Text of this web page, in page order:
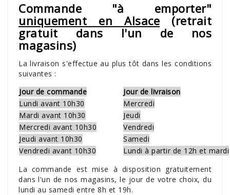
Commande "à emporter"
uniquement en Alsace (retrait
gratuit dans l'un de nos
magasins)
La livraison s'effectue au plus tôt dans les conditions
suivantes :
Jour de commande
Jour de livraison
Lundi avant 10h30
Mercredi
Mardi avant 10h30
Jeudi
Mercredi avant 10h30
Vendredi
Jeudi avant 10h30
Samedi
Vendredi avant 10h30
Lundi à partir de 12h et mardi
La commande est mise à disposition gratuitement
dans l'un de nos magasins, le jour de votre choix, du
lundi au samedi entre 8h et 19h.